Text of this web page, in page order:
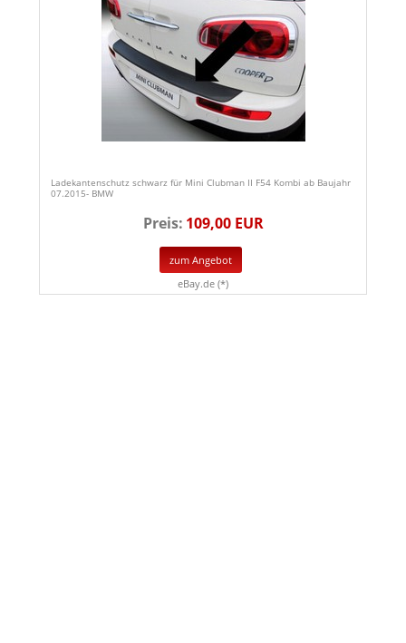
Ladekantenschutz schwarz für Mini Clubman II F54 Kombi ab Baujahr
07.2015- BMW
Preis: 109,00 EUR
zum Angebot
eBay.de (*)